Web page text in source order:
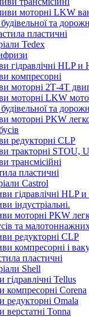
моторні LKW
та
пластичні
Tedex
гідравлічні HLP и
компресорні
моторні 2Т-4Т
моторні LKW
та
моторні PKW
редукторні CLP
тракторні STOU,
трансмісійні
пластичні
Castrol
гідравлічні HLP
індустріальні.
моторні PKW
та
редукторні CLP
компресорні і
пластичні
Shell
гідравлічні Tellus
компресорні Corena
редукторні Omala
верстатні Tonna